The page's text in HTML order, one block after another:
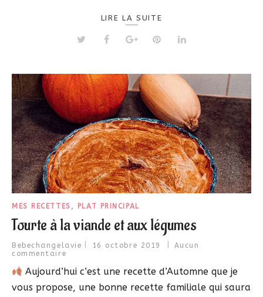
LIRE LA SUITE
MES RECETTES , PLAT PRINCIPAL
Tourte à la viande et aux légumes
Bebechangelavie 16 octobre 2019
Aucun
commentaire
Aujourd’hui c’est une recette d’Automne que je
vous propose, une bonne recette familiale qui saura